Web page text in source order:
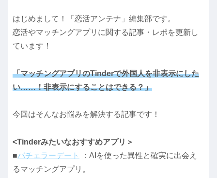
はじめまして！「恋活アンテナ」編集部です。
恋活やマッチングアプリに関する記事・レポを更新し
ています！
「マッチングアプリのTinderで外国人を非表示にした
い……！非表示にすることはできる？」
今回はそんなお悩みを解決する記事です！
<Tinderみたいなおすすめアプリ＞
■バチェラーデート
：AIを使った異性と確実に出会え
るマッチングアプリ。